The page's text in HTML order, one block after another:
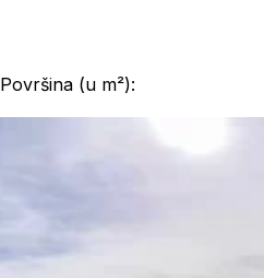
Površina (u m²):